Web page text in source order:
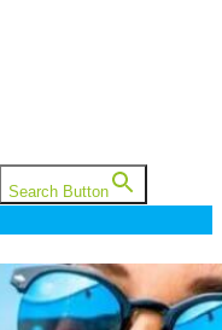
Search Button